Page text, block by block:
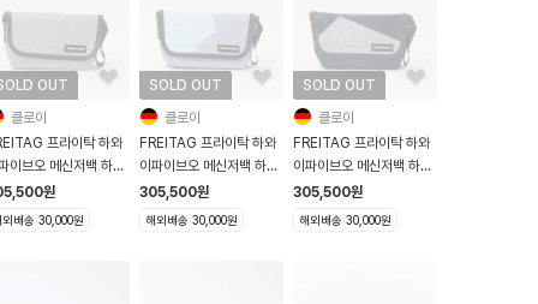
OUT
클로이
프라이탁 하와
이브오 메신저백 하파
Hawaii Five O
원
외배송 30,000원
SOLD OUT
클로이
FREITAG 프라이탁 하와
이파이브오 메신저백 하파
오 F41 Hawaii Five O
305,500원
해외배송 30,000원
SOLD OUT
클로이
FREITAG 프라이탁 하와
이파이브오 메신저백 하파
오 F41 Hawaii Five O
305,500원
해외배송 30,000원